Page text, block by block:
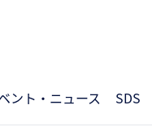
ント・ニュース SDS